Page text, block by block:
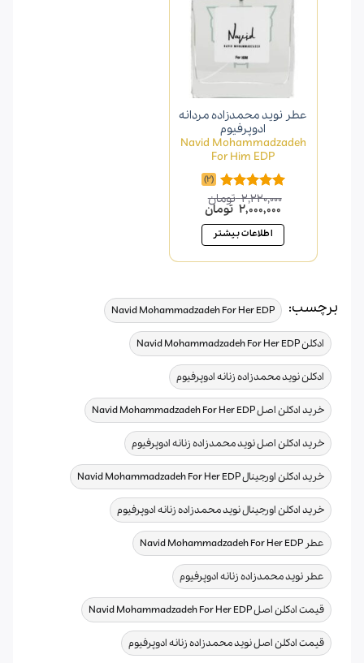
عطر نوید محمدزاده مردانه
ادوپرفیوم
Navid Mohammadzadeh
For Him EDP
امتیاز5.00
از 5
(2)
2,220,000 تومان
قیمت
اصلی
2,220,000 تومان
بود.
2,000,000 تومانقیمت
فعلی
است. اطلاعات بیشتر
برچسب: Navid Mohammadzadeh For Her EDP
,
ادکلن Navid Mohammadzadeh For Her EDP ,
ادکلن نوید محمدزاده زنانه ادوپرفیوم ,
خرید ادکلن اصل Navid Mohammadzadeh For Her EDP ,
خرید ادکلن اصل نوید محمدزاده زنانه ادوپرفیوم ,
خرید ادکلن اورجینال Navid Mohammadzadeh For Her EDP ,
خرید ادکلن اورجینال نوید محمدزاده زنانه ادوپرفیوم ,
عطر Navid Mohammadzadeh For Her EDP ,
عطر نوید محمدزاده زنانه ادوپرفیوم ,
قیمت ادکلن اصل Navid Mohammadzadeh For Her EDP ,
قیمت ادکلن اصل نوید محمدزاده زنانه ادوپرفیوم ,